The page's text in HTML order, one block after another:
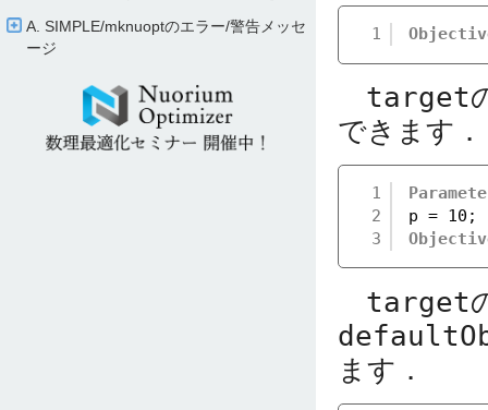
A. SIMPLE/​mknuoptのエラー/​警告メッセ
ージ
1
target
できます．
1
2
3
p = 10;
target
ます．